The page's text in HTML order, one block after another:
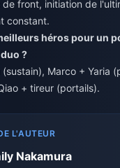
de front, initiation de
constant.
héros pour un
?
(sustain), Marco + Yaria
+ tireur (portails).
L'AUTEUR
Nakamura